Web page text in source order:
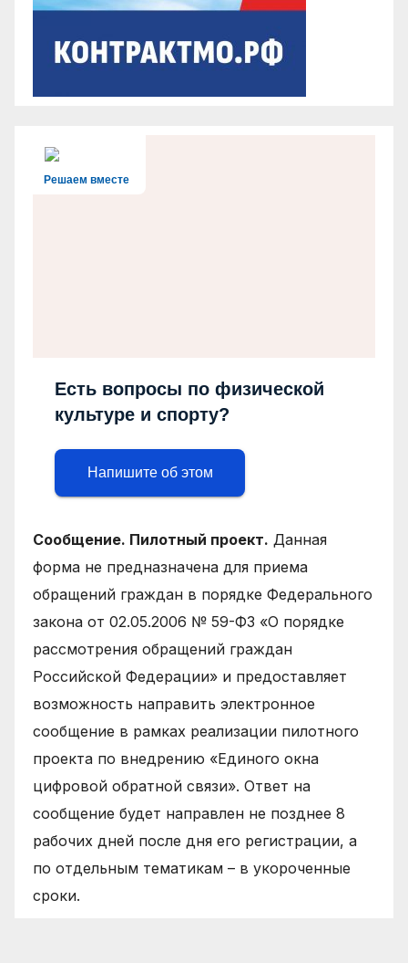
Решаем вместе
Есть вопросы по физической
культуре и спорту?
Напишите об этом
Сообщение. Пилотный проект. Данная
форма не предназначена для приема
обращений граждан в порядке Федерального
закона от 02.05.2006 № 59-ФЗ «О порядке
рассмотрения обращений граждан
Российской Федерации» и предоставляет
возможность направить электронное
сообщение в рамках реализации пилотного
проекта по внедрению «Единого окна
цифровой обратной связи». Ответ на
сообщение будет направлен не позднее 8
рабочих дней после дня его регистрации, а
по отдельным тематикам – в укороченные
сроки.